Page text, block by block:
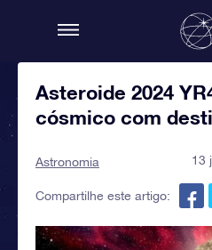
Asteroide 2024
cósmico com
Astronomia 13
Compartilhe este artigo: